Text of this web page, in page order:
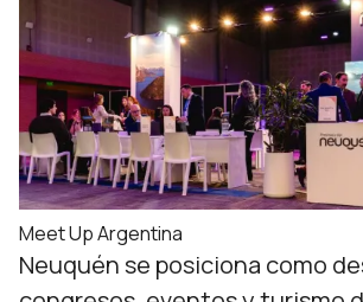
Meet Up Argentina
Neuquén se posiciona como